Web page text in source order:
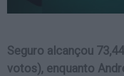
Seguro alcançou
votos), enquanto